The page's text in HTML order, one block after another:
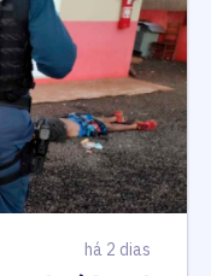
há 2 dias
é legal